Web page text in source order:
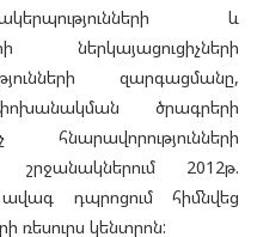
և
զարգացմանը,
ծրագրերի
հնարավորությունների
2012թ.
ավագ դպրոցում հիմնվեց
ռեսուրս կենտրոն: